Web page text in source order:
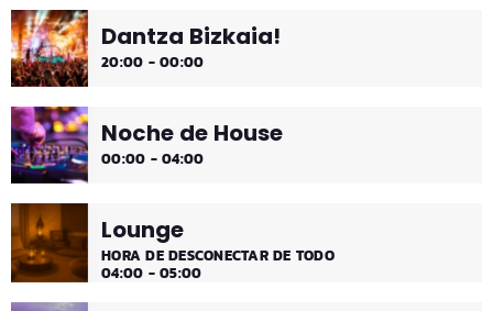
¡Toda la música!Dantza Bizkaia!
20:00 - 00:00
Noche de House
00:00 - 04:00
Lounge
HORA DE DESCONECTAR DE TODO
04:00 - 05:00